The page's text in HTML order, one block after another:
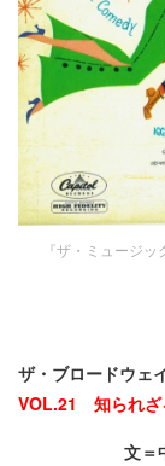
『ザ・ミュージ
ザ・ブロードウ
VOL.21 知られざ
文＝